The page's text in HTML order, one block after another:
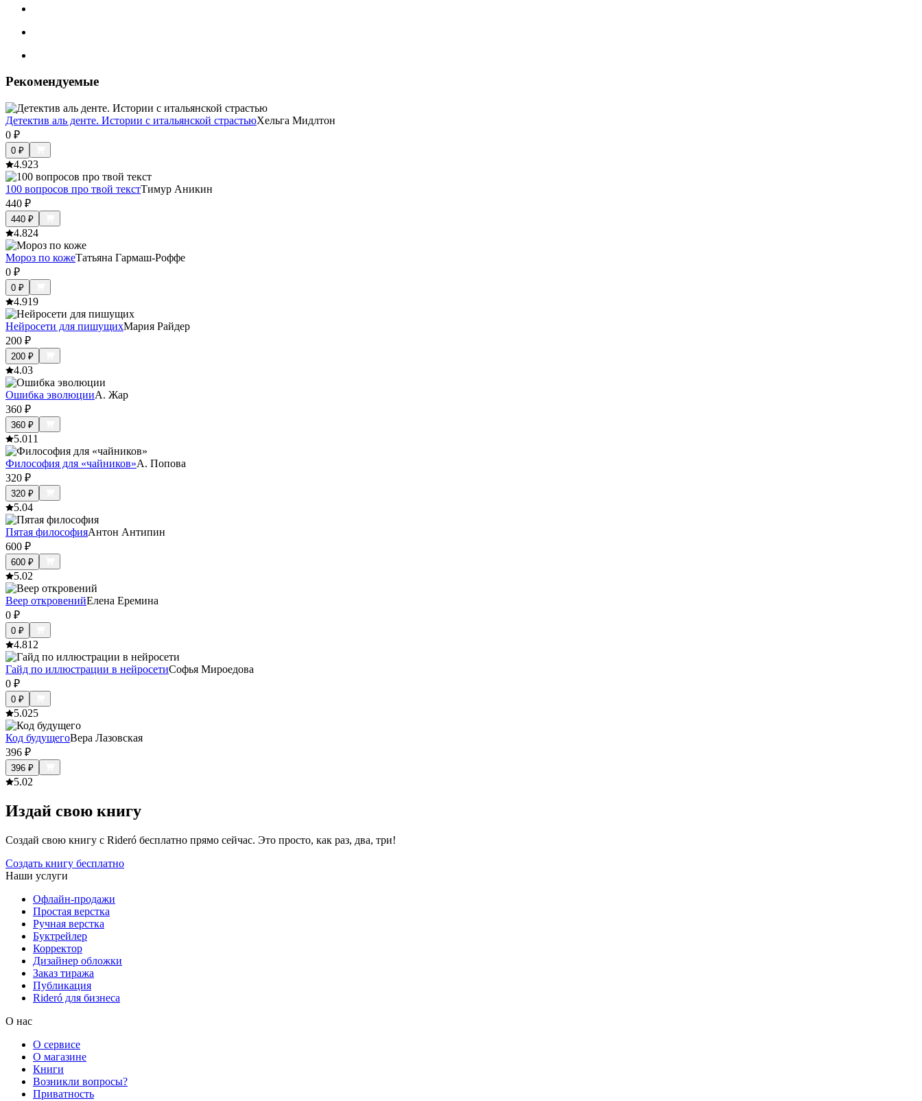
Рекомендуемые
Детектив аль денте. Истории с итальянской страстьюХельга Мидлтон
0 ₽
0 ₽
4.923
100 вопросов про твой текстТимур Аникин
440 ₽
440 ₽
4.824
Мороз по кожеТатьяна Гармаш-Роффе
0 ₽
0 ₽
4.919
Нейросети для пишущихМария Райдер
200 ₽
200 ₽
4.03
Ошибка эволюцииА. Жар
360 ₽
360 ₽
5.011
Философия для «чайников»А. Попова
320 ₽
320 ₽
5.04
Пятая философияАнтон Антипин
600 ₽
600 ₽
5.02
Веер откровенийЕлена Еремина
0 ₽
0 ₽
4.812
Гайд по иллюстрации в нейросетиСофья Мироедова
0 ₽
0 ₽
5.025
Код будущегоВера Лазовская
396 ₽
396 ₽
5.02
Издай свою книгу
Создай свою книгу с Rideró бесплатно прямо сейчас. Это просто, как раз, два, три!
Создать книгу бесплатно
Наши услуги
Офлайн-продажи
Простая верстка
Ручная верстка
Буктрейлер
Корректор
Дизайнер обложки
Заказ тиража
Публикация
Rideró для бизнеса
О нас
О сервисе
О магазине
Книги
Возникли вопросы?
Приватность